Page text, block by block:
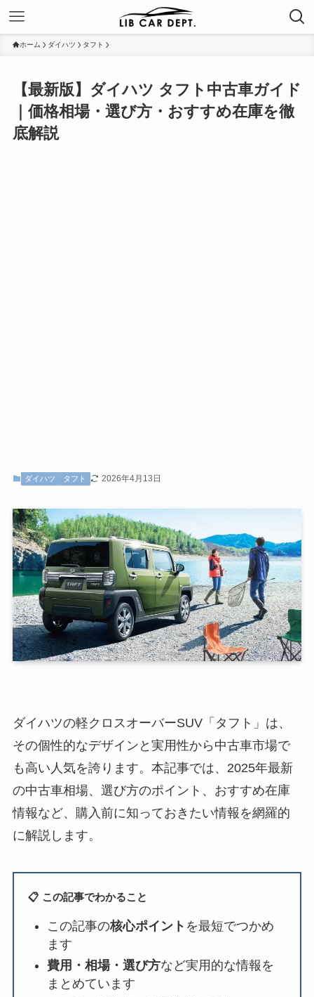
ホーム ダイハツ タフト
【最新版】ダイハツ タフト中古車ガイド
｜価格相場・選び方・おすすめ在庫を徹
底解説
ダイハツ タフト 2026年4月13日
ダイハツの軽クロスオーバーSUV「タフト」は、
その個性的なデザインと実用性から中古車市場で
も高い人気を誇ります。本記事では、2025年最新
の中古車相場、選び方のポイント、おすすめ在庫
情報など、購入前に知っておきたい情報を網羅的
に解説します。
📋 この記事でわかること
この記事の核心ポイント を最短でつかめ
ます
費用・相場・選び方など実用的な情報を
まとめています